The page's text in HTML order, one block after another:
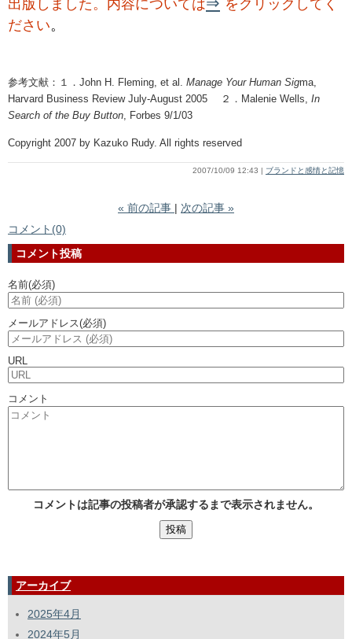
出版しました。内容については
をクリックしてく
ださい。
参考文献：１．John H. Fleming, et al. Manage Your Human Sigma,
Harvard Business Review July-August 2005 ２．Malenie Wells, In
Search of the Buy Button, Forbes 9/1/03
Copyright 2007 by Kazuko Rudy. All rights reserved
2007/10/09 12:43 ブランドと感情と記憶
« 前の記事 次の記事 »
コメント(0)
コメント投稿
名前(必須)
メールアドレス(必須)
URL
コメント
コメントは記事の投稿者が承認するまで表示されません。
アーカイブ
2025年4月
2024年5月